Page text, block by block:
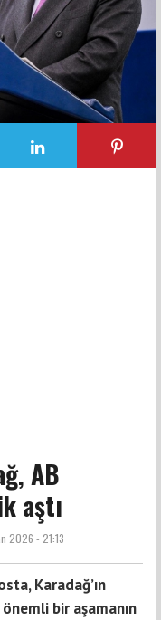
AB
aştı
2026 - 21:13
Karadağ’ın
bir aşamanın